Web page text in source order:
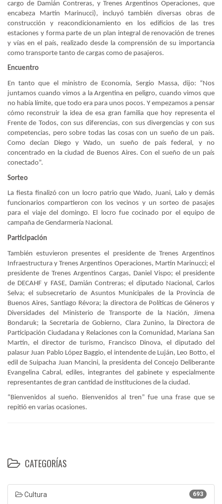
cargo de Damián Contreras, y Trenes Argentinos Operaciones, que
encabeza Martín Marinucci), incluyó también diversas obras de
construcción y reacondicionamiento en los edificios de las tres
estaciones y forma parte de un plan integral de renovación de trenes
y vías en el país, realizado desde la comprensión de su importancia
como transporte tanto de cargas como de pasajeros.
Encuentro
En tanto que el ministro de Economía, Sergio Massa, dijo: “Nos
juntamos cuando vimos a la Argentina en peligro, cuando vimos que
no había límite, que todo era para unos pocos. Y empezamos a pensar
cómo reconstruir la idea de esa gran familia que hoy representa el
Frente de Todos, con sus diferencias, con sus divergencias y con sus
competencias, pero sobre todas las cosas con un sueño de un país.
Como decían Diego y Wado, un sueño de país federal, y no
concentrado en la ciudad de Buenos Aires. Con el sueño de un país
conectado”.
Sorteo
La fiesta finalizó con un locro patrio que Wado, Juani, Lalo y demás
funcionarios compartieron con los vecinos y un sorteo de pasajes
para el viaje del domingo. El locro fue cocinado por el equipo de
campaña de Gendarmería Nacional.
Participación
También estuvieron presentes el presidente de Trenes Argentinos
Infraestructura y Trenes Argentinos Operaciones, Martín Marinucci; el
presidente de Trenes Argentinos Cargas, Daniel Vispo; el presidente
de DECAHF y FASE, Damián Contreras; el diputado Nacional, Carlos
Selva; el subsecretario de Asuntos Municipales de la Provincia de
Buenos Aires, Santiago Révora; la directora de Políticas de Géneros y
Diversidades del Ministerio de Transporte de la Nación, Jimena
Bondaruk; la Secretaria de Gobierno, Clara Zunino, la Directora de
Participación Ciudadana y Relaciones con la Comunidad, Mariana San
Martín, el director de turismo, Francisco Dinova, el diputado del
palasur Juan Pablo López Baggio, el intendente de Luján, Leo Botto, el
edil de Suipacha Juan Mancini, la presidenta del Concejo Deliberante
Evangelina Cabral, ediles, integrantes del gabinete y especialmente
representantes de gran cantidad de instituciones de la ciudad.
“Bienvenidos al sueño. Bienvenidos al tren” fue una frase que se
repitió en varias ocasiones.
CATEGORÍAS
693
Cultura